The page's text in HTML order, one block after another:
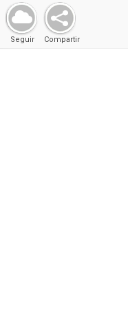
Compartir
Seguir